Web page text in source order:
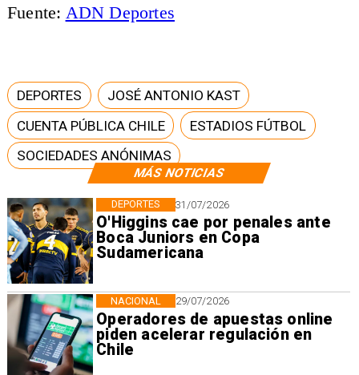
MÁS NOTICIAS
31/07/2026
O'Higgins cae por penales ante
Boca Juniors en Copa
Sudamericana
DEPORTES
29/07/2026
Operadores de apuestas online
piden acelerar regulación en
Chile
NACIONAL
Fuente: ADN Deportes
DEPORTES
JOSÉ ANTONIO KAST
CUENTA PÚBLICA CHILE
ESTADIOS FÚTBOL
SOCIEDADES ANÓNIMAS